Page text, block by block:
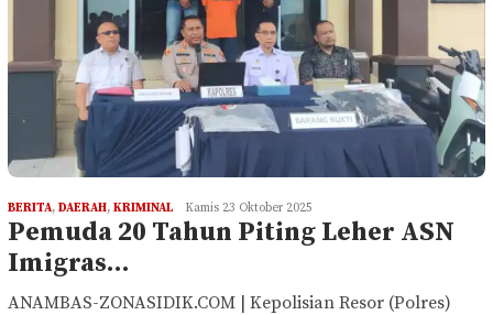
BERITA, DAERAH, KRIMINAL Kamis 23 Oktober 2025
Pemuda 20 Tahun Piting Leher ASN
Imigras…
ANAMBAS-ZONASIDIK.COM | Kepolisian Resor (Polres)